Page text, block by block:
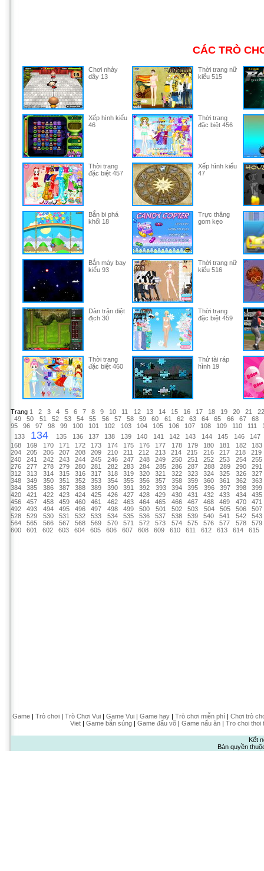
CÁC TRÒ
Chơi nhảy
dây 13
Thời trang nữ
kiểu 515
Xếp hình kiểu
46
Thời trang
đặc biệt 456
Thời trang
đặc biệt 457
Xếp hình kiểu
47
Bắn bi phá
khối 18
Trực thăng
gom kẹo
Bắn máy bay
kiểu 93
Thời trang nữ
kiểu 516
Dàn trận diệt
địch 30
Thời trang
đặc biệt 459
Thời trang
đặc biệt 460
Thử tài ráp
hình 19
Trang 1 2 3 4 5 6 7 8 9 10 11 12 13 14 15 16 17 18 19 20 21
22
49
50 51 52 53 54 55 56 57 58 59 60 61 62 63 64 65 66 67
68
95
96 97 98 99 100 101 102 103 104 105 106 107 108 109 110 111
133
134 135 136 137 138 139 140 141 142 143 144 145 146
147
168
169 170 171 172 173 174 175 176 177 178 179 180 181 182
183
204
205 206 207 208 209 210 211 212 213 214 215 216 217 218
219
240
241 242 243 244 245 246 247 248 249 250 251 252 253 254
255
276
277 278 279 280 281 282 283 284 285 286 287 288 289 290
291
312
313 314 315 316 317 318 319 320 321 322 323 324 325 326
327
348
349 350 351 352 353 354 355 356 357 358 359 360 361 362
363
384
385 386 387 388 389 390 391 392 393 394 395 396 397 398
399
420
421 422 423 424 425 426 427 428 429 430 431 432 433 434
435
456
457 458 459 460 461 462 463 464 465 466 467 468 469 470
471
492
493 494 495 496 497 498 499 500 501 502 503 504 505 506
507
528
529 530 531 532 533 534 535 536 537 538 539 540 541 542
543
564
565 566 567 568 569 570 571 572 573 574 575 576 577 578
579
600
601 602 603 604 605 606 607 608 609 610 611 612 613 614 615
Game| Trò chơi| Trò Chơi Vui| Game Vui| Game hay| Trò chơi miễn phí| Chơi trò
Viet| Game bắn súng| Game đấu võ| Game nấu ăn| Tro choi thoi
Kết
Bản quyền